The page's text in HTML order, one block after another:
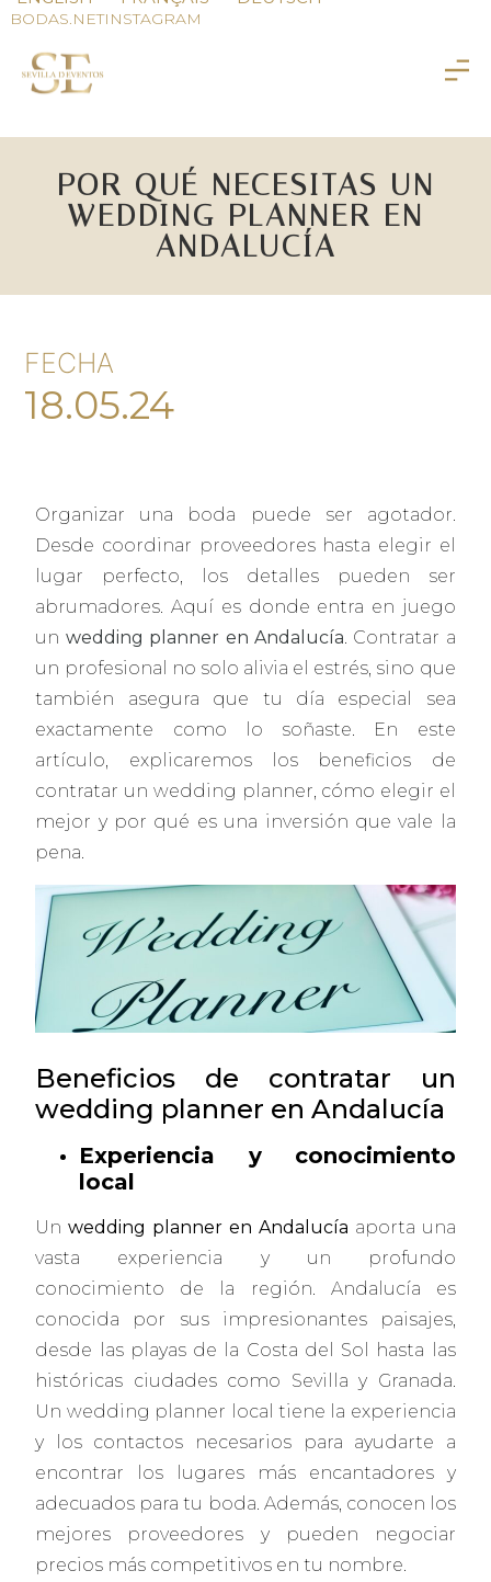
BODAS.NETINSTAGRAM
POR QUÉ NECESITAS UN
WEDDING PLANNER EN
ANDALUCÍA
FECHA
18.05.24
Organizar una boda puede ser agotador.
Desde coordinar proveedores hasta elegir el
lugar perfecto, los detalles pueden ser
abrumadores. Aquí es donde entra en juego
un wedding planner en Andalucía. Contratar a
un profesional no solo alivia el estrés, sino que
también asegura que tu día especial sea
exactamente como lo soñaste. En este
artículo, explicaremos los beneficios de
contratar un wedding planner, cómo elegir el
mejor y por qué es una inversión que vale la
pena.
Beneficios de contratar un
wedding planner en Andalucía
Experiencia y conocimiento
local
Unwedding planner en Andalucía aporta una
vasta experiencia y un profundo
conocimiento de la región. Andalucía es
conocida por sus impresionantes paisajes,
desde las playas de la Costa del Sol hasta las
históricas ciudades como Sevilla y Granada.
Un wedding planner local tiene la experiencia
y los contactos necesarios para ayudarte a
encontrar los lugares más encantadores y
adecuados para tu boda. Además, conocen los
mejores proveedores y pueden negociar
precios más competitivos en tu nombre.